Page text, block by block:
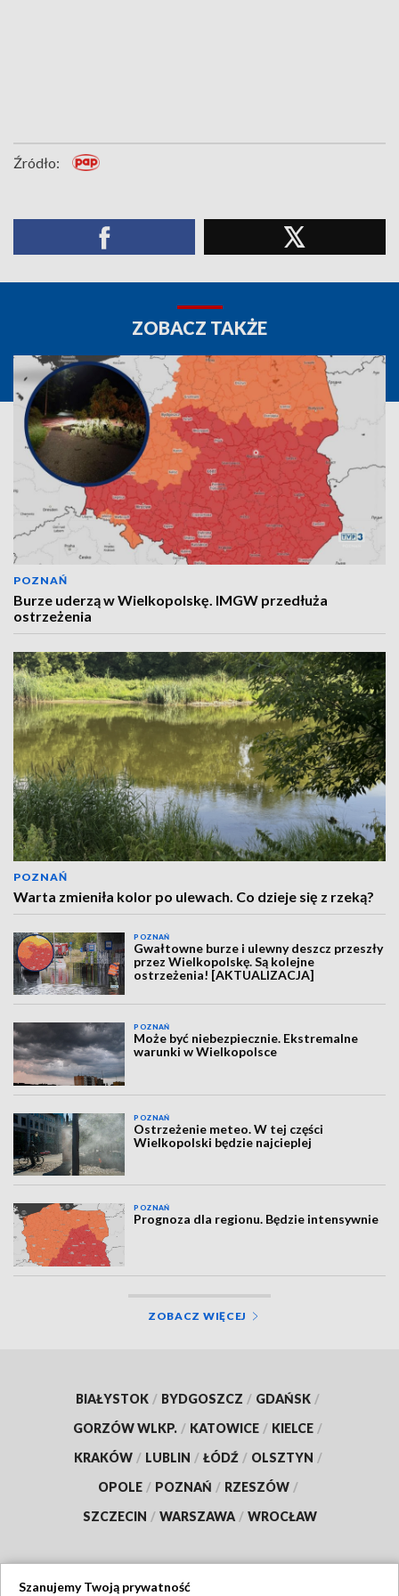
Źródło:
ZOBACZ TAKŻE
POZNAŃ
Burze uderzą w Wielkopolskę. IMGW przedłuża
ostrzeżenia
POZNAŃ
Warta zmieniła kolor po ulewach. Co dzieje się z rzeką?
POZNAŃ
Gwałtowne burze i ulewny deszcz przeszły
przez Wielkopolskę. Są kolejne
ostrzeżenia! [AKTUALIZACJA]
POZNAŃ
Może być niebezpiecznie. Ekstremalne
warunki w Wielkopolsce
POZNAŃ
Ostrzeżenie meteo. W tej części
Wielkopolski będzie najcieplej
POZNAŃ
Prognoza dla regionu. Będzie intensywnie
ZOBACZ WIĘCEJ
BIAŁYSTOK / BYDGOSZCZ / GDAŃSK /
GORZÓW WLKP. / KATOWICE / KIELCE /
KRAKÓW / LUBLIN / ŁÓDŹ / OLSZTYN /
OPOLE / POZNAŃ / RZESZÓW /
SZCZECIN / WARSZAWA / WROCŁAW
Szanujemy Twoją prywatność